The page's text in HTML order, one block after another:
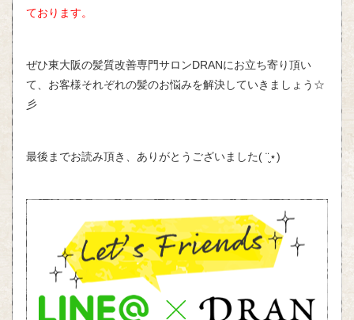
ております。
ぜひ東大阪の髪質改善専門サロンDRANにお立ち寄り頂い
て、お客様それぞれの髪のお悩みを解決していきましょう ☆
彡
最後までお読み頂き、ありがとうございました( ¨̮⋆)